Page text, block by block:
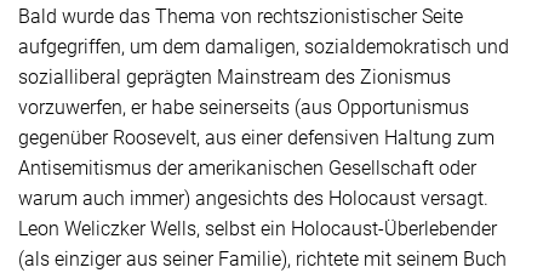
Bald wurde das Thema von rechtszionistischer Seite
aufgegriffen, um dem damaligen, sozialdemokratisch und
sozialliberal geprägten Mainstream des Zionismus
vorzuwerfen, er habe seinerseits (aus Opportunismus
gegenüberRoosevelt, aus einer defensiven Haltung zum
Antisemitismus der amerikanischen Gesellschaft oder
warum auch immer) angesichts des Holocaust versagt.
Leon Weliczker Wells, selbst ein Holocaust-Überlebender
(als einziger aus seiner Familie), richtete mit seinem Buch